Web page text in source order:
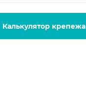
Калькулятор крепежа